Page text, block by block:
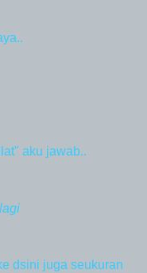
aku jawab..
dsini juga seukuran